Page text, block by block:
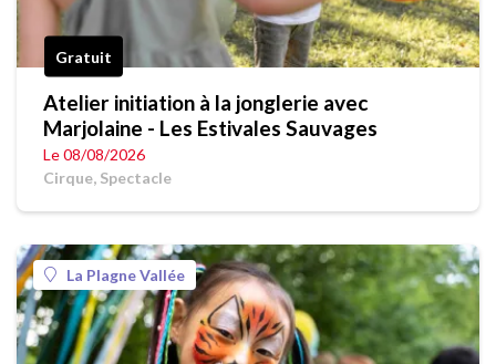
Gratuit
Atelier initiation à la jonglerie avec
Marjolaine - Les Estivales Sauvages
Le 08/08/2026
Cirque, Spectacle
La Plagne Vallée